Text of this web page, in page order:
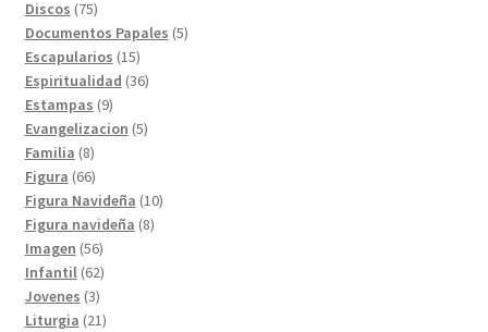
Discos 7575
productos
Documentos Papales 55
Escapularios 1515
productos
Espiritualidad 3636
Estampas 99
productos
Evangelizacion 55
Familia 88
productos
Figura 6666
productos
Figura Navideña 1010
Figura navideña 88
Imagen 5656
productos
Infantil 6262
productos
Jovenes 33
productos
Liturgia 2121